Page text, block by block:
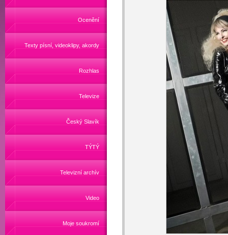
Ocenění
Texty písní, videoklipy, akordy
Rozhlas
Televize
Český Slavík
TÝTÝ
Televizní archív
Video
Moje soukromí